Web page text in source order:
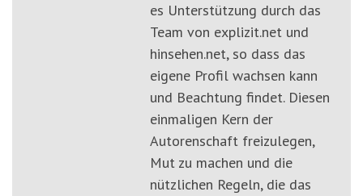
es Unterstützung durch das
Team von explizit.net und
hinsehen.net, so dass das
eigene Profil wachsen kann
und Beachtung findet. Diesen
einmaligen Kern der
Autorenschaft freizulegen,
Mut zu machen und die
nützlichen Regeln, die das